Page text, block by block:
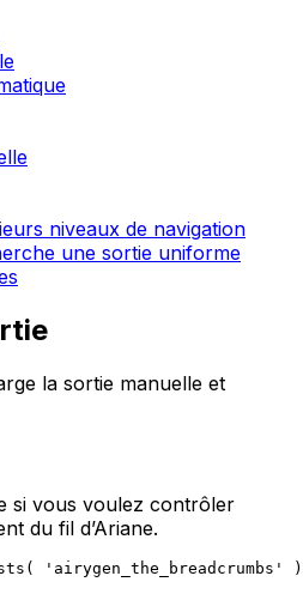
niveaux de navigation
une sortie uniforme
la sortie manuelle et
si vous voulez contrôler
du fil d’Ariane.